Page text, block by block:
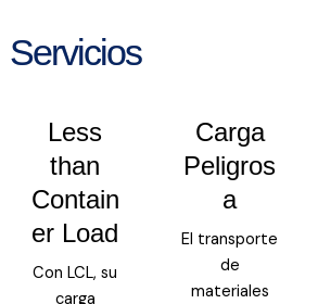
Servicios
Less
than
Contain
er Load
Con LCL, su
carga
Carga
Peligros
a
El transporte
de
materiales